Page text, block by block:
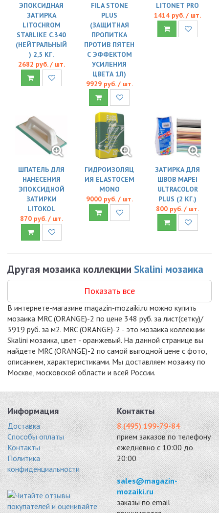
ЭПОКСИДНАЯ
ЗАТИРКА
LITOCHROM
STARLIKE C.340
(НЕЙТРАЛЬНЫЙ
) 2,5 КГ.
2682 руб. / шт.
FILA STONE
PLUS
(ЗАЩИТНАЯ
ПРОПИТКА
ПРОТИВ ПЯТЕН
С ЭФФЕКТОМ
УСИЛЕНИЯ
ЦВЕТА 1Л)
9929 руб. / шт.
LITONET PRO
1414 руб. / шт.
ШПАТЕЛЬ ДЛЯ
НАНЕСЕНИЯ
ЭПОКСИДНОЙ
ЗАТИРКИ
LITOKOL
870 руб. / шт.
ГИДРОИЗОЛЯЦ
ИЯ ELASTOCEM
MONO
9000 руб. / шт.
ЗАТИРКА ДЛЯ
ШВОВ MAPEI
ULTRACOLOR
PLUS (2 КГ.)
800 руб. / шт.
Другая мозаика коллекции Skalini мозаика
Показать все
В интернете-магазине magazin-mozaiki.ru можно купить
мозаика MRC (ORANGE)-2 по цене 348 руб. за лист(сетку)/
3919 руб. за м2. MRC (ORANGE)-2 - это мозаика коллекции
Skalini мозаика, цвет - оранжевый. На данной странице вы
найдете MRC (ORANGE)-2 по самой выгодной цене с фото,
описанием, характеристиками. Мы доставляем мозаику по
Москве, московской области и всей России.
Информация
Доставка
Способы оплаты
Контакты
Политика
конфиденциальности
Контакты
8 (495) 199-79-84
прием заказов по телефону
ежедневно с 10:00 до
20:00
sales@magazin-
mozaiki.ru
заказы по email